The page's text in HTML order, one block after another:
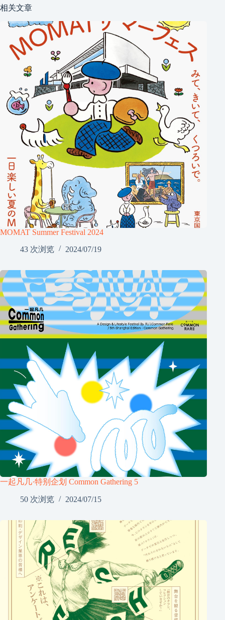
相关文章
MOMAT Summer Festival 2024
43 次浏览
2024/07/19
一起凡几·特别企划 Common Gathering 5
50 次浏览 2024/07/15